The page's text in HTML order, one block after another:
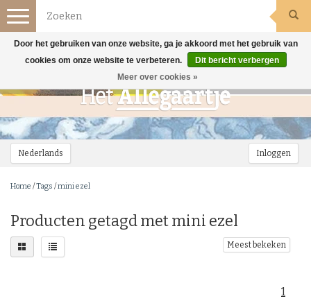
Nederlands Inloggen
Toggle
navigation
Home /Tags /mini ezel
Producten getagd met mini ezel
Meest bekeken
1
Door het gebruiken van onze website, ga je akkoord met het gebruik van
cookies om onze website te verbeteren.
Dit bericht verbergen
Meer over cookies »